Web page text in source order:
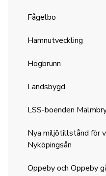
Fågelbo
Hamnutveckling
Högbrunn
Landsbygd
LSS-boenden
Nya miljötillstånd för
Nyköpingsån
Oppeby och Oppeby